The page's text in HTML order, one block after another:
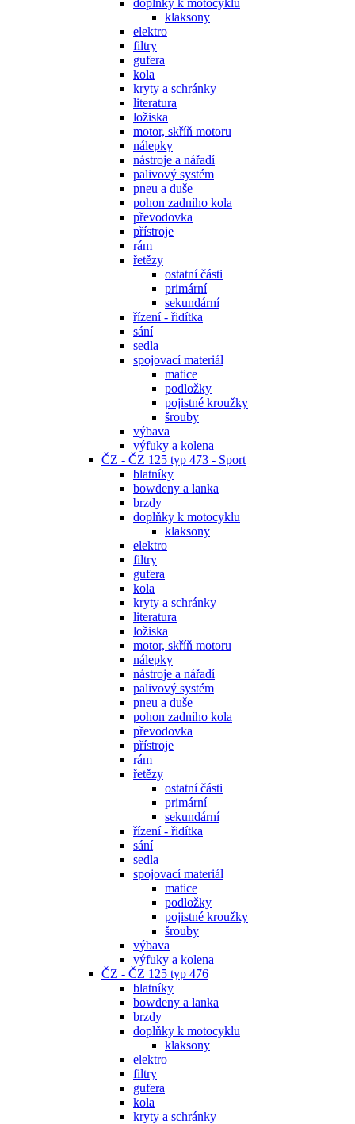
klaksony
elektro
filtry
gufera
kola
kryty a schránky
literatura
ložiska
motor, skříň motoru
nálepky
nástroje a nářadí
palivový systém
pneu a duše
pohon zadního kola
převodovka
přístroje
rám
řetězy
ostatní části
primární
sekundární
řízení - řidítka
sání
sedla
spojovací materiál
matice
podložky
pojistné kroužky
šrouby
výbava
výfuky a kolena
ČZ - ČZ 125 typ 473 - Sport
blatníky
bowdeny a lanka
brzdy
doplňky k motocyklu
klaksony
elektro
filtry
gufera
kola
kryty a schránky
literatura
ložiska
motor, skříň motoru
nálepky
nástroje a nářadí
palivový systém
pneu a duše
pohon zadního kola
převodovka
přístroje
rám
řetězy
ostatní části
primární
sekundární
řízení - řidítka
sání
sedla
spojovací materiál
matice
podložky
pojistné kroužky
šrouby
výbava
výfuky a kolena
ČZ - ČZ 125 typ 476
blatníky
bowdeny a lanka
brzdy
doplňky k motocyklu
klaksony
elektro
filtry
gufera
kola
kryty a schránky